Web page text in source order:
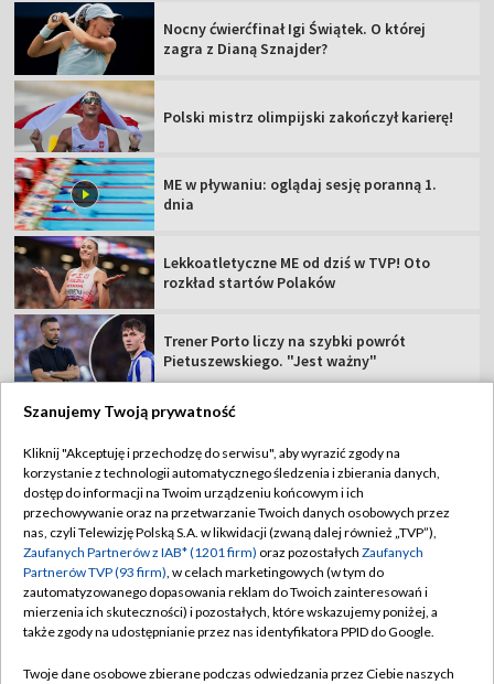
Nocny ćwierćfinał Igi Świątek. O której
zagra z Dianą Sznajder?
Polski mistrz olimpijski zakończył karierę!
ME w pływaniu: oglądaj sesję poranną 1.
dnia
Lekkoatletyczne ME od dziś w TVP! Oto
rozkład startów Polaków
Trener Porto liczy na szybki powrót
Pietuszewskiego. "Jest ważny"
TVP
Abonament TVP
Sklep TVP
Biuro Reklamy
Oferta Handlowa
Regulamin TVP
Polityka prywatności
Moje zgody
Biuro reklamy
Szanujemy Twoją prywatność
Kliknij "Akceptuję i przechodzę do serwisu", aby wyrazić zgody na
korzystanie z technologii automatycznego śledzenia i zbierania danych,
dostęp do informacji na Twoim urządzeniu końcowym i ich
przechowywanie oraz na przetwarzanie Twoich danych osobowych przez
nas, czyli Telewizję Polską S.A. w likwidacji (zwaną dalej również „TVP”),
Zaufanych Partnerów z IAB* (1201 firm) oraz pozostałych Zaufanych
Partnerów TVP (93 firm), w celach marketingowych (w tym do
zautomatyzowanego dopasowania reklam do Twoich zainteresowań i
mierzenia ich skuteczności) i pozostałych, które wskazujemy poniżej, a
także zgody na udostępnianie przez nas identyfikatora PPID do Google.
Twoje dane osobowe zbierane podczas odwiedzania przez Ciebie naszych